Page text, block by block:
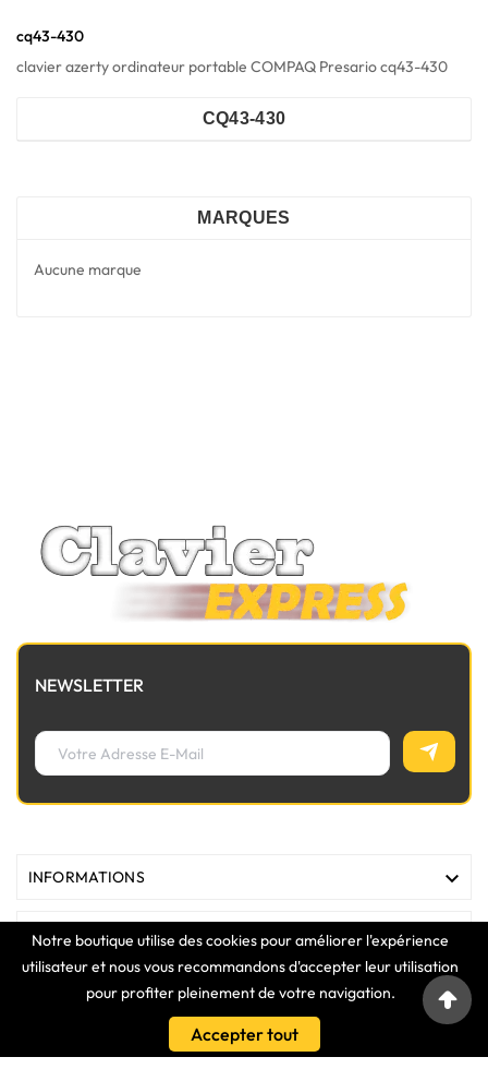
Notre boutique utilise des cookies pour améliorer l'expérience
utilisateur et nous vous recommandons d'accepter leur utilisation
pour profiter pleinement de votre navigation.
Accepter tout
cq43-430
clavier azerty ordinateur portable COMPAQ Presario cq43-430
CQ43-430
MARQUES
Aucune marque
NEWSLETTER
INFORMATIONS 
MAGASIN 
